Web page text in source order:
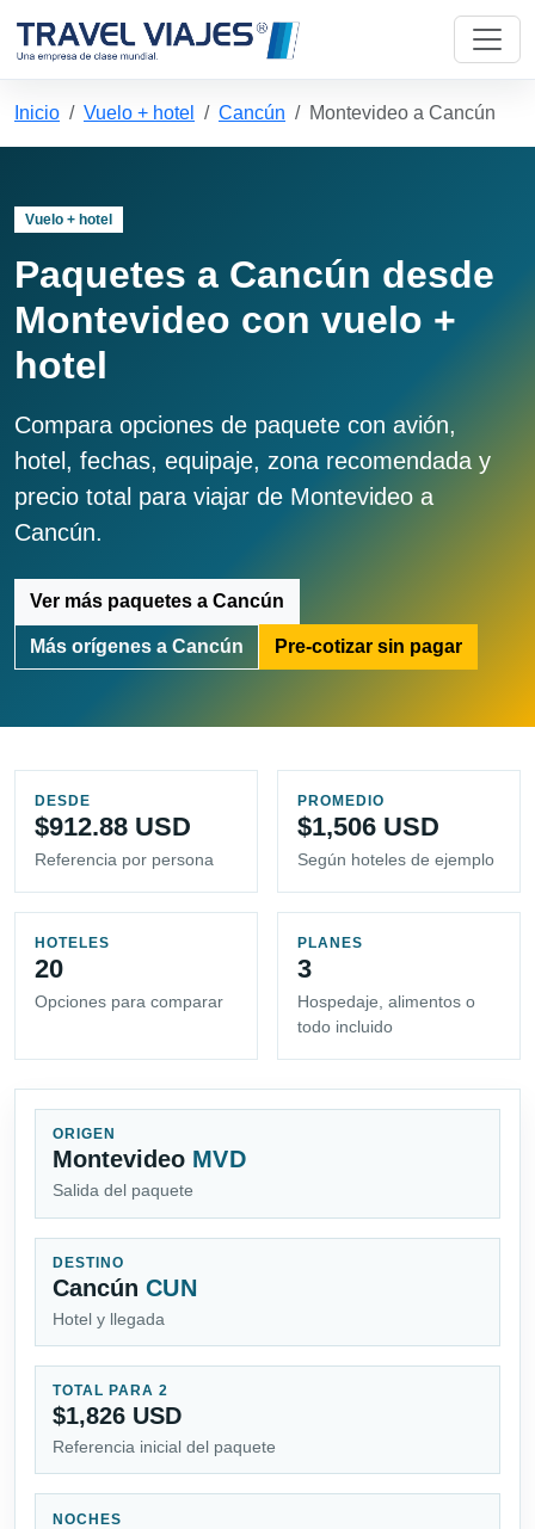
Inicio Vuelo + hotel Cancún Montevideo a Cancún
Vuelo + hotel
Paquetes a Cancún desde
Montevideo con vuelo +
hotel
Compara opciones de paquete con avión,
hotel, fechas, equipaje, zona recomendada y
precio total para viajar de Montevideo a
Cancún.
Ver más paquetes a Cancún
Más orígenes a Cancún Pre-cotizar sin pagar
DESDE
$912.88 USD
Referencia por persona
PROMEDIO
$1,506 USD
Según hoteles de ejemplo
HOTELES
20
Opciones para comparar
PLANES
3
Hospedaje, alimentos o
todo incluido
ORIGEN
Montevideo MVD
Salida del paquete
DESTINO
Cancún CUN
Hotel y llegada
TOTAL PARA 2
$1,826 USD
Referencia inicial del paquete
NOCHES